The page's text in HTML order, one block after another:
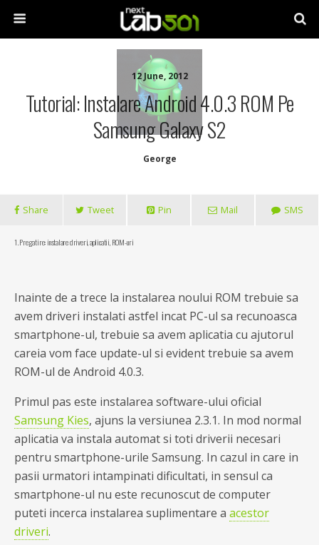
12 June, 2012
Tutorial: Instalare Android 4.0.3 ROM Pe
Samsung Galaxy S2
George
Share Tweet Pin Mail SMS
1. Pregatire: instalare driveri, aplicatii, ROM-uri
Inainte de a trece la instalarea noului ROM trebuie sa
avem driveri instalati astfel incat PC-ul sa recunoasca
smartphone-ul, trebuie sa avem aplicatia cu ajutorul
careia vom face update-ul si evident trebuie sa avem
ROM-ul de Android 4.0.3.
Primul pas este instalarea software-ului oficial
Samsung Kies, ajuns la versiunea 2.3.1. In mod normal
aplicatia va instala automat si toti driverii necesari
pentru smartphone-urile Samsung. In cazul in care in
pasii urmatori intampinati dificultati, in sensul ca
smartphone-ul nu este recunoscut de computer
puteti incerca instalarea suplimentare a acestor
driveri.